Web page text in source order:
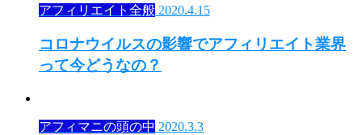
アフィリエイト全般 2020.4.15
コロナウイルスの影響でアフィリエイト業界
って今どうなの？
アフィマニの頭の中 2020.3.3